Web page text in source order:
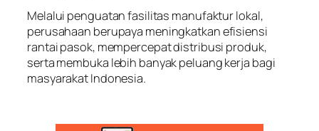
Melalui penguatan fasilitas manufaktur lokal,
perusahaan berupaya meningkatkan efisiensi
rantai pasok, mempercepat distribusi produk,
serta membuka lebih banyak peluang kerja bagi
masyarakat Indonesia.